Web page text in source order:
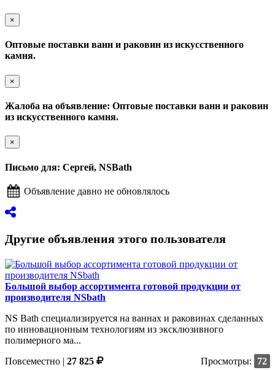
×
Оптовые поставки ванн и раковин из искусственного
камня.
×
Жалоба на объявление: Оптовые поставки ванн и раковин
из искусственного камня.
×
Письмо для: Сергей, NSBath
Объявление давно не обновлялось
Другие объявления этого пользователя
Большой выбор ассортимента готовой продукции от
производителя NSbath
NS Bath специализируется на ваннах и раковинах сделанных
по инновационным технологиям из эксклюзивного
полимерного ма...
Повсеместно | 27 825 Просмотры:
72